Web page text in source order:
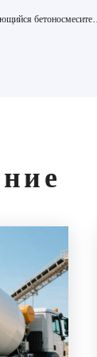
бетоносмеситель